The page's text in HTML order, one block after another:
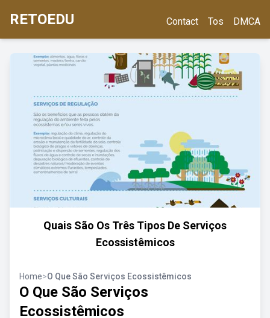
RETOEDU Contact Tos DMCA
Quais São Os Três Tipos De Serviços
Ecossistêmicos
Home>O Que São Serviços Ecossistêmicos
O Que São Serviços
Ecossistêmicos